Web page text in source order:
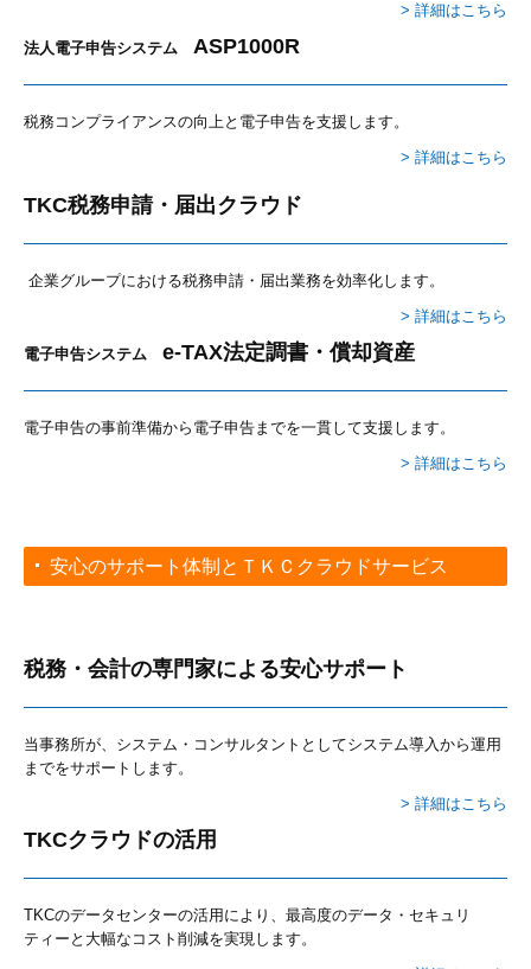
> 詳細はこちら
法人電子申告システム ASP1000R
税務コンプライアンスの向上と電子申告を支援します。
> 詳細はこちら
TKC税務申請・届出クラウド
企業グループにおける税務申請・届出業務を効率化します。
> 詳細はこちら
電子申告システム e-TAX法定調書・償却資産
電子申告の事前準備から電子申告までを一貫して支援します。
> 詳細はこちら
安心のサポート体制とＴＫＣクラウドサービス
税務・会計の専門家による安心サポート
当事務所が、システム・コンサルタントとしてシステム導入から運用
までをサポートします。
> 詳細はこちら
TKCクラウドの活用
TKCのデータセンターの活用により、 最高度のデータ・セキュリ
ティーと大幅なコスト削減を実現します。